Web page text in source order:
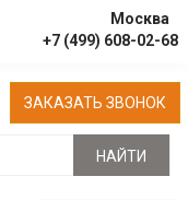
Москва
+7 (499) 608-02-68
НАЙТИ
ЗАКАЗАТЬ ЗВОНОК